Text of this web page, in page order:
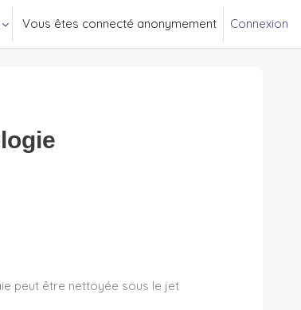
Vous êtes connecté anonymement Connexion
peut être nettoyée sous le jet